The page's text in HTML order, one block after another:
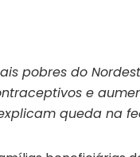
pobres do
e
queda na